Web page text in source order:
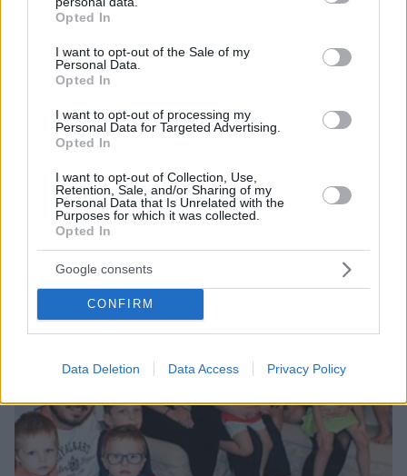
grant or deny consent to Google and its third-party tags to
use your data for below specified purposes in below Google
consent section.
Opted In
I want to opt-out of the Sale of my
Personal Data.
Opted In
I want to opt-out of processing my
Personal Data for Targeted Advertising.
Opted In
I want to opt-out of Collection, Use,
Retention, Sale, and/or Sharing of my
Personal Data that Is Unrelated with the
Purposes for which it was collected.
Opted In
Google consents
CONFIRM
Data Deletion Data Access Privacy Policy
προστατεύσει τον Ζαμπούνη από τις σφαίρες
10 συμβουλές για να διατηρείτε τα ρούχα σας σαν
καινούργια
ΔΕΙΤΕ ΟΛΕΣ ΤΙΣ ΕΙΔΗΣΕΙΣ
ΤΑ ΠΙΟ ΔΗΜΟΦΙΛΗ